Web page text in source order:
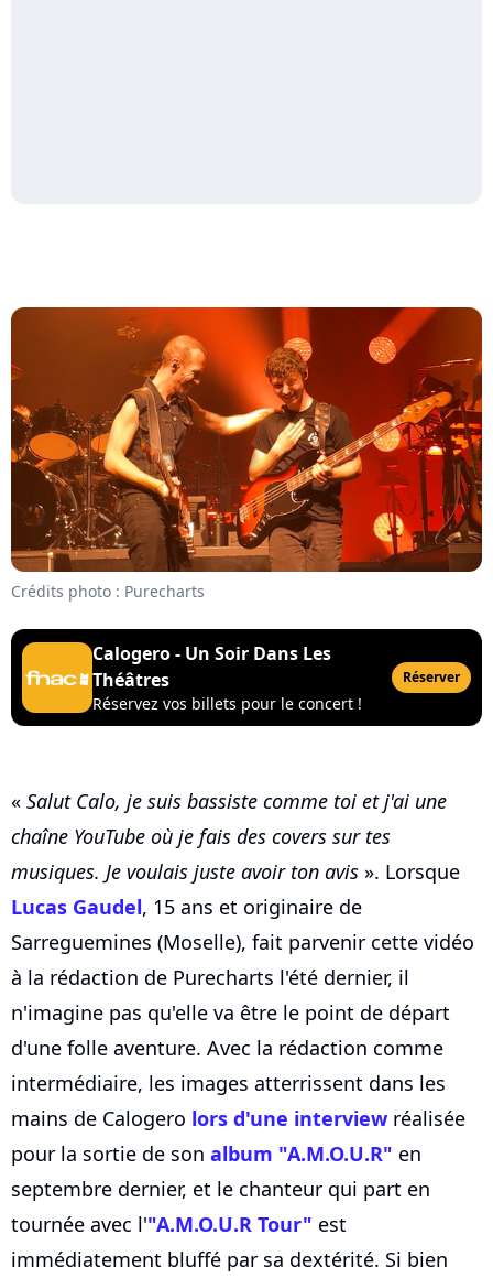
Crédits photo : Purecharts
Calogero - Un Soir Dans Les
Théâtres
Réservez vos billets pour le concert !
Réserver
« Salut Calo, je suis bassiste comme toi et j'ai une
chaîne YouTube où je fais des covers sur tes
musiques. Je voulais juste avoir ton avis ». Lorsque
Lucas Gaudel, 15 ans et originaire de
Sarreguemines (Moselle), fait parvenir cette vidéo
à la rédaction de Purecharts l'été dernier, il
n'imagine pas qu'elle va être le point de départ
d'une folle aventure. Avec la rédaction comme
intermédiaire, les images atterrissent dans les
mains de Calogero lors d'une interview réalisée
pour la sortie de son album "A.M.O.U.R" en
septembre dernier, et le chanteur qui part en
tournée avec l'"A.M.O.U.R Tour" est
immédiatement bluffé par sa dextérité. Si bien